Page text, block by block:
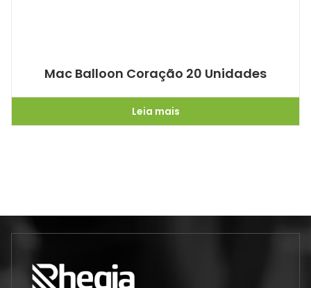
Mac Balloon Coração 20 Unidades
Leia mais